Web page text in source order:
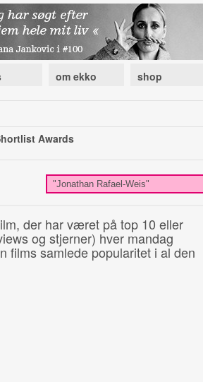
om ekko shop
Awards
der har været på top 10 eller
og stjerner) hver mandag
films samlede popularitet i al den